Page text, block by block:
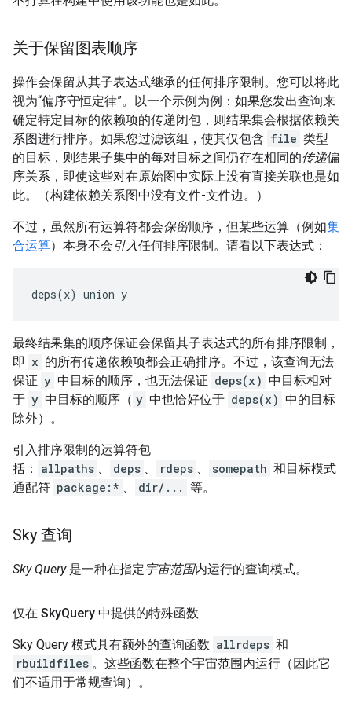
关于保留图表顺序
操作会保留从其子表达式继承的任何排序限制。您可以将此
视为“偏序守恒定律”。以一个示例为例：如果您发出查询来
确定特定目标的依赖项的传递闭包，则结果集会根据依赖关
系图进行排序。如果您过滤该组，使其仅包含 file 类型
的目标，则结果子集中的每对目标之间仍存在相同的传递偏
序关系，即使这些对在原始图中实际上没有直接关联也是如
此。（构建依赖关系图中没有文件-文件边。）
不过，虽然所有运算符都会保留顺序，但某些运算（例如集
合运算）本身不会 引入任何排序限制。请看以下表达式：
最终结果集的顺序保证会保留其子表达式的所有排序限制，
即 x 的所有传递依赖项都会正确排序。不过，该查询无法
保证 y 中目标的顺序，也无法保证 deps(x) 中目标相对
于 y 中目标的顺序（ y 中也恰好位于 deps(x) 中的目标
除外）。
引入排序限制的运算符包
括：
allpaths 、 deps 、 rdeps 、 somepath 和目标模式
通配符 package:* 、 dir/... 等。
Sky 查询
Sky Query是一种在指定宇宙范围内运行的查询模式。
仅在 SkyQuery 中提供的特殊函数
Sky Query 模式具有额外的查询函数 allrdeps 和
rbuildfiles 。这些函数在整个宇宙范围内运行（因此它
们不适用于常规查询）。